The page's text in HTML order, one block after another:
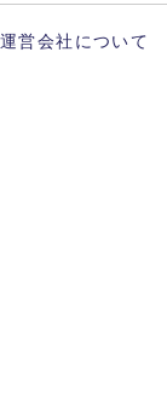
運営会社について